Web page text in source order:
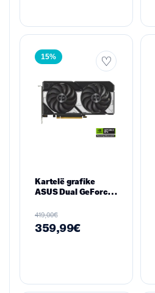
15%
Kartelë grafike
ASUS Dual GeForce
8GB GDDR7 – PCIe
5.0, 2 Fans, HDMI
2.1b & 3×
419,00€
359,99€